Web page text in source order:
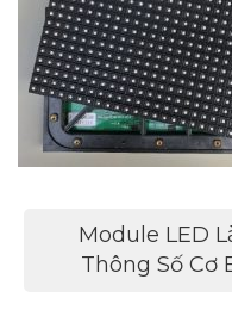
Điều
hướng
Module LED
Thông Số Cơ